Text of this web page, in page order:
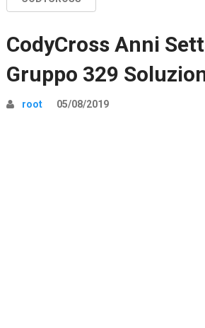
CodyCross Anni
Gruppo 329
root 05/08/2019